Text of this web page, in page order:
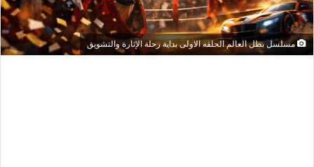
مسلسل بطل العالم الحلقه الاولى بداية رحلة الإثارة والتشويق